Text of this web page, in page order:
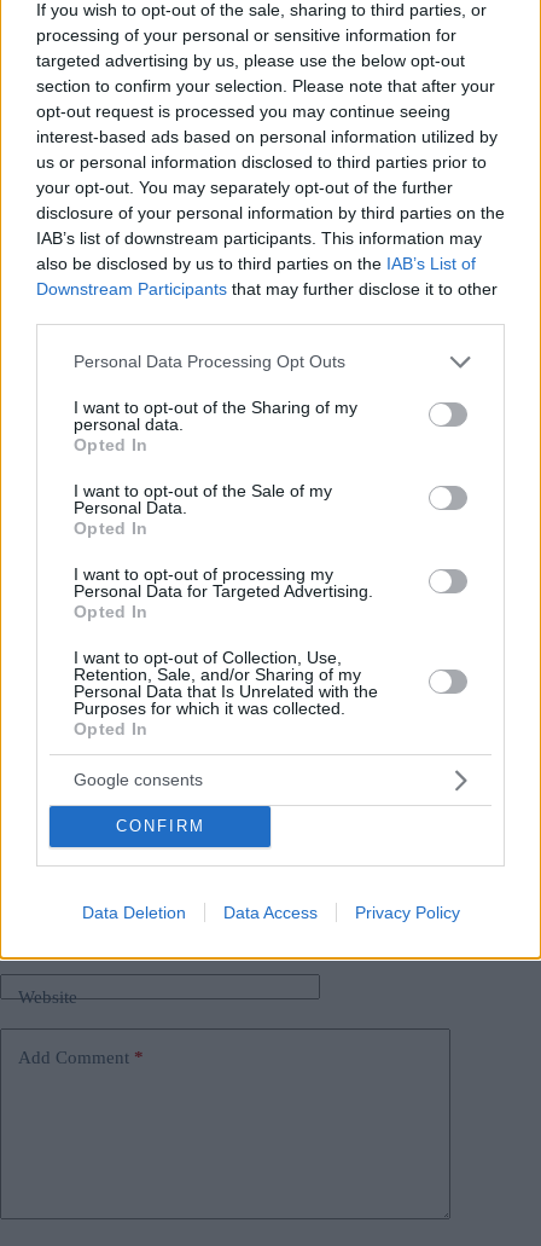
If you wish to opt-out of the sale, sharing to third parties, or
processing of your personal or sensitive information for
targeted advertising by us, please use the below opt-out
section to confirm your selection. Please note that after your
opt-out request is processed you may continue seeing
interest-based ads based on personal information utilized by
us or personal information disclosed to third parties prior to
your opt-out. You may separately opt-out of the further
disclosure of your personal information by third parties on the
IAB’s list of downstream participants. This information may
also be disclosed by us to third parties on the IAB’s List of
Downstream Participants that may further disclose it to other
Please note that this website/app uses one or more Google
not limited to your visit or usage behaviour. You may click to
grant or deny consent to Google and its third-party tags to
use your data for below specified purposes in below Google
consent section.
Personal Data Processing Opt Outs
I want to opt-out of the Sharing of my
personal data.
Opted In
I want to opt-out of the Sale of my
Personal Data.
Opted In
I want to opt-out of processing my
Personal Data for Targeted Advertising.
Opted In
I want to opt-out of Collection, Use,
Retention, Sale, and/or Sharing of my
Personal Data that Is Unrelated with the
Purposes for which it was collected.
Opted In
Google consents
CONFIRM
Data Deletion Data Access Privacy Policy
Foto: Governatore della Banca Nazionale UnghereseMihály
Il mercato del lavoro, ha detto Varga, rimane solido, con una
di oggi non segna l’inizio di un ciclo di allentamento. Le
future mosse del Consiglio monetario della banca
dipenderanno esclusivamente dai dati in arrivo.
Se si è perso i nostri articoli precedenti:
è ai minimi di 8 anni
Péter Magyar:Il governatore della Banca Nazionale
Varga non era disposto ad arrendersi al boss mafioso
#economia ungherese
Leave a Reply
Your email address will not be published.
Website
Add Comment *